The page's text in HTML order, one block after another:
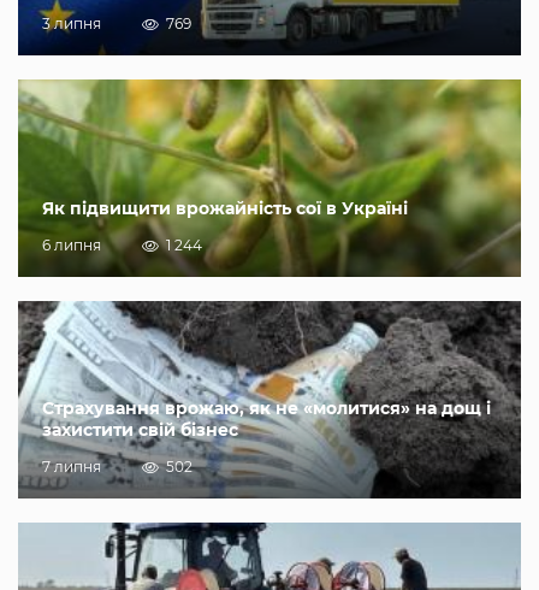
3 липня 769
Як підвищити врожайність сої в Україні
6 липня 1 244
Страхування врожаю, як не «молитися» на дощ і
захистити свій бізнес
7 липня 502